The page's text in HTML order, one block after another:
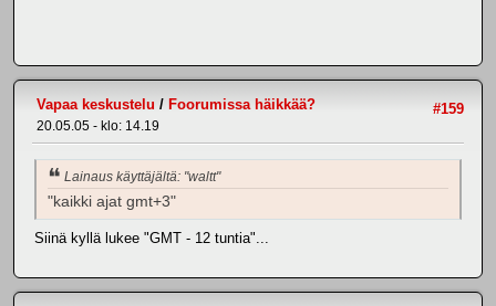
#159
Vapaa keskustelu / Foorumissa häikkää?
20.05.05 - klo: 14.19
Lainaus käyttäjältä: "waltt"
"kaikki ajat gmt+3"
Siinä kyllä lukee "GMT - 12 tuntia"...